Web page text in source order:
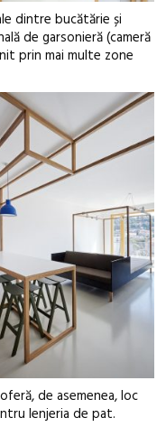
dintre bucătărie și
de garsonieră (cameră
prin mai multe zone
de asemenea, loc
lenjeria de pat.